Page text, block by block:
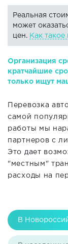
Реальная
может
цен. Как
Организация
кратчайшие
только ищут
Перевозка
самой
работы мы
партнеров с
Это дает
"местным"
расходы на
В